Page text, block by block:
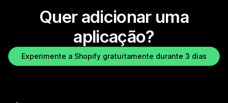
Quer adicionar uma
aplicação?
Experimente a Shopify gratuitamente durante 3 dias